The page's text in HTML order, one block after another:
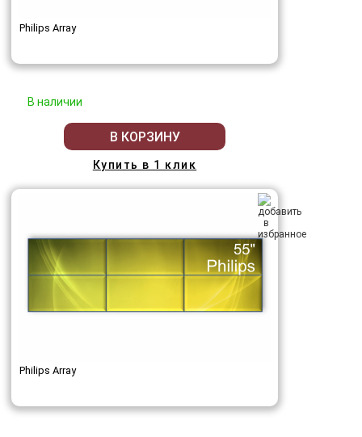
Philips Array
В наличии
В КОРЗИНУ
Купить в 1 клик
Philips Array